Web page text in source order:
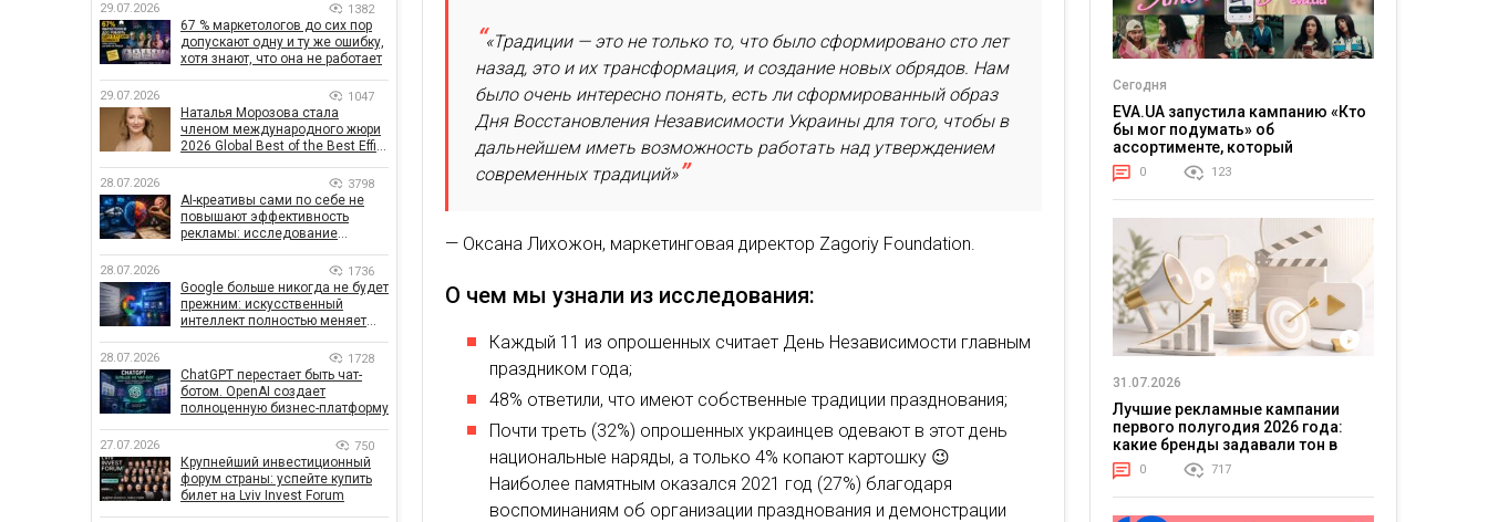
«Традиции — это не только то, что было сформировано сто лет
назад, это и их трансформация, и создание новых обрядов. Нам
было очень интересно понять, есть ли сформированный образ
Дня Восстановления Независимости Украины для того, чтобы в
дальнейшем иметь возможность работать над утверждением
современных традиций»
— Оксана Лихожон, маркетинговая директор Zagoriy Foundation.
О чем мы узнали из исследования:
Каждый 11 из опрошенных считает День Независимости главным
праздником года;
48% ответили, что имеют собственные традиции празднования;
Почти треть (32%) опрошенных украинцев одевают в этот день
национальные наряды, а только 4% копают картошку 😉
Наиболее памятным оказался 2021 год (27%) благодаря
воспоминаниям об организации празднования и демонстрации
29.07.2026 1382
67 % маркетологов до сих пор
допускают одну и ту же ошибку,
хотя знают, что она не работает
29.07.2026 1047
Наталья Морозова стала
членом международного жюри
2026 Global Best of the Best Effie
28.07.2026 3798
AI-креативы сами по себе не
повышают эффективность
рекламы: исследование
влияет на эффективность
кампаний
28.07.2026 1736
Google больше никогда не будет
прежним: искусственный
интеллект полностью меняет
28.07.2026 1728
ChatGPT перестает быть чат-
ботом. OpenAI создает
полноценную бизнес-платформу
27.07.2026 750
Крупнейший инвестиционный
форум страны: успейте купить
билет на Lviv Invest Forum
Сегодня
EVA.UA запустила кампанию «Кто
бы мог подумать» об
ассортименте, который
покупатели не ожидают увидеть
на платформе
0 123
31.07.2026
Лучшие рекламные кампании
первого полугодия 2026 года:
какие бренды задавали тон в
отрасли
0 717